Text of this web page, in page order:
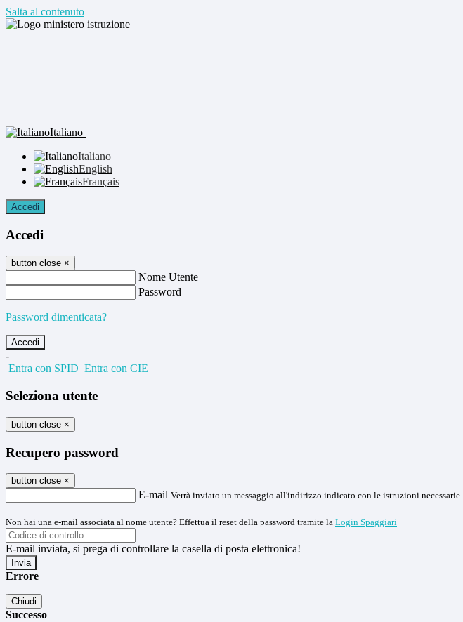
Salta al contenuto
Italiano
Italiano
English
Français
Accedi
Accedi
button close ×
Nome Utente
Password
Password dimenticata?
-
Entra con SPID Entra con CIE
Seleziona utente
button close ×
Recupero password
button close ×
E-mail Verrà inviato un messaggio all'indirizzo indicato con le istruzioni necessarie.
Non hai una e-mail associata al nome utente? Effettua il reset della password tramite la Login Spaggiari
E-mail inviata, si prega di controllare la casella di posta elettronica!
Errore
Chiudi
Successo